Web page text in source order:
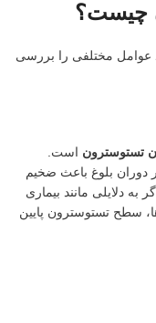
چیست؟
عوامل مختلفی را بررسی
تستوسترون است.
بلوغ باعث ضخیم
دلایلی مانند بیماری
سطح تستوسترون پایین